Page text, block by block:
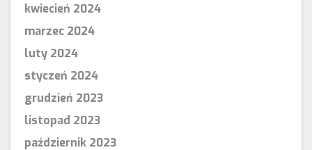
kwiecień 2024
marzec 2024
luty 2024
styczeń 2024
grudzień 2023
listopad 2023
październik 2023